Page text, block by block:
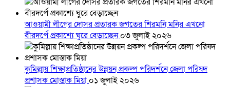
আওয়ামী লীগের দোসর প্রতারক জগতের শিরমনি মনির এখনো
বীরদর্পে প্রকাশ্যে ঘুরে বেড়াচ্ছেন০৩ জুলাই ২০২৬
কুমিল্লায় শিক্ষাপ্রতিষ্ঠানের উন্নয়ন প্রকল্প পরিদর্শনে জেলা পরিষদ
প্রশাসক মোস্তাক মিয়া ০১ জুলাই ২০২৬